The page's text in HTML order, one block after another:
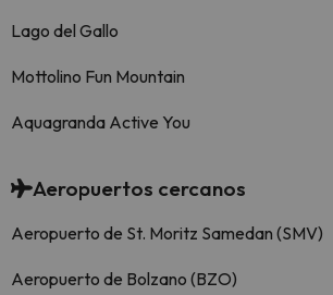
Lago del Gallo
Mottolino Fun Mountain
Aquagranda Active You
Aeropuertos cercanos
Aeropuerto de St. Moritz Samedan (SMV)
Aeropuerto de Bolzano (BZO)